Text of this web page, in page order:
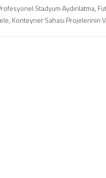
Stadyum
Konteyner Sahası Projelerinin